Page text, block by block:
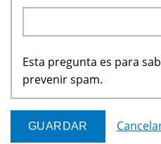
Esta pregunta es para
prevenir spam.